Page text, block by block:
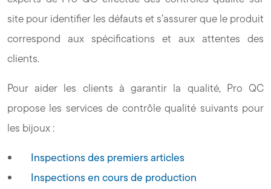
site pour identifier les défauts et s’assurer que le produit
correspond aux spécifications et aux attentes des
clients.
Pour aider les clients à garantir la qualité, Pro QC
propose les services de contrôle qualité suivants pour
les bijoux :
Inspections des premiers articles
Inspections en cours de production